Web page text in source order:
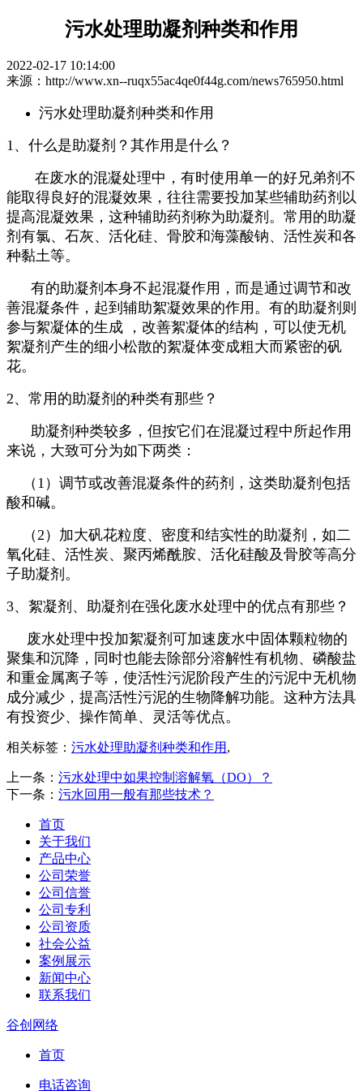
污水处理助凝剂种类和作用
2022-02-17 10:14:00
来源：http://www.xn--ruqx55ac4qe0f44g.com/news765950.html
污水处理助凝剂种类和作用
1、什么是助凝剂？其作用是什么？
在废水的混凝处理中，有时使用单一的好兄弟剂不
能取得良好的混凝效果，往往需要投加某些辅助药剂以
提高混凝效果，这种辅助药剂称为助凝剂。常用的助凝
剂有氯、石灰、活化硅、骨胶和海藻酸钠、活性炭和各
种黏土等。
有的助凝剂本身不起混凝作用，而是通过调节和改
善混凝条件，起到辅助絮凝效果的作用。有的助凝剂则
参与絮凝体的生成 ，改善絮凝体的结构，可以使无机
絮凝剂产生的细小松散的絮凝体变成粗大而紧密的矾
花。
2、常用的助凝剂的种类有那些？
助凝剂种类较多，但按它们在混凝过程中所起作用
来说，大致可分为如下两类：
（1）调节或改善混凝条件的药剂，这类助凝剂包括
酸和碱。
（2）加大矾花粒度、密度和结实性的助凝剂，如二
氧化硅、活性炭、聚丙烯酰胺、活化硅酸及骨胶等高分
子助凝剂。
3、絮凝剂、助凝剂在强化废水处理中的优点有那些？
废水处理中投加絮凝剂可加速废水中固体颗粒物的
聚集和沉降，同时也能去除部分溶解性有机物、磷酸盐
和重金属离子等，使活性污泥阶段产生的污泥中无机物
成分减少，提高活性污泥的生物降解功能。这种方法具
有投资少、操作简单、灵活等优点。
相关标签： 污水处理助凝剂种类和作用 ,
上一条： 污水处理中如果控制溶解氧（DO）？
下一条： 污水回用一般有那些技术？
首页
关于我们
产品中心
公司荣誉
公司信誉
公司专利
公司资质
社会公益
案例展示
新闻中心
联系我们
谷创网络
首页
电话咨询